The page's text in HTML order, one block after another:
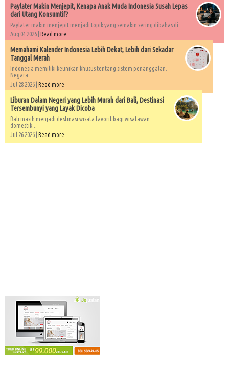
Paylater Makin Menjepit, Kenapa Anak Muda Indonesia Susah Lepas
dari Utang Konsumtif?
Paylater makin menjepit menjadi topik yang semakin sering dibahas di...
Aug 04 2026 | Read more
Memahami Kalender Indonesia Lebih Dekat, Lebih dari Sekadar
Tanggal Merah
Indonesia memiliki keunikan khusus tentang sistem penanggalan.
Negara...
Jul 28 2026 | Read more
Liburan Dalam Negeri yang Lebih Murah dari Bali, Destinasi
Tersembunyi yang Layak Dicoba
Bali masih menjadi destinasi wisata favorit bagi wisatawan
domestik...
Jul 26 2026 | Read more